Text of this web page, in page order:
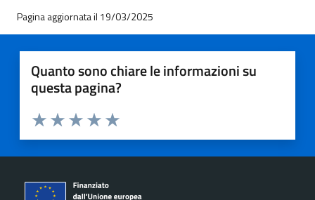
Pagina aggiornata il 19/03/2025
Quanto sono chiare le informazioni su
questa pagina?
Valuta 5 stelle su 5
Valuta 4 stelle su 5
Valuta 3 stelle su 5
Valuta 2 stelle su 5
Valuta 1 stelle su 5